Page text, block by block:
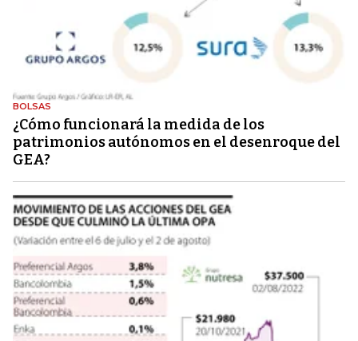
BOLSAS
¿Cómo funcionará la medida de los
patrimonios autónomos en el desenroque del
GEA?